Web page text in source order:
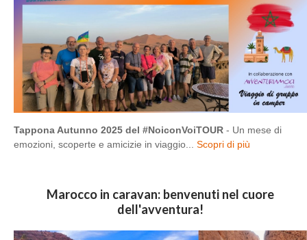
Tappona Autunno 2025 del #NoiconVoiTOUR - Un mese di
emozioni, scoperte e amicizie in viaggio...
Scopri di più
Marocco in caravan: benvenuti nel cuore
dell'avventura!